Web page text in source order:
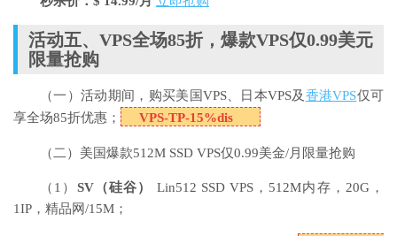
活动五、VPS全场85折，爆款VPS仅0.99美元
限量抢购
（一）活动期间，购买美国VPS、日本VPS及 香港VPS仅可
享全场85折优惠；
VPS-TP-15%dis
（二）美国爆款512M SSD VPS仅0.99美金/月限量抢购
（1） SV（硅谷）
Lin512 SSD VPS，512M内存，20G，
1IP，精品网/15M；